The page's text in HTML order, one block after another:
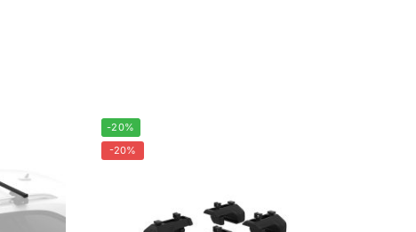
-20%
-20%